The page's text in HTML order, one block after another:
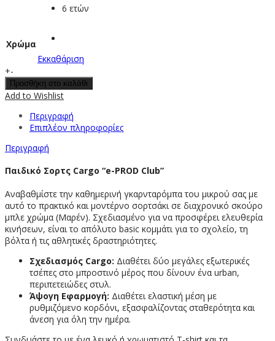
6 ετών
Χρώμα
Εκκαθάριση
Παιδική
βερμούδα
αγόρι
Prod
ποσότητα
+-
Προσθήκη στο καλάθι
Add to Wishlist
Περιγραφή
Επιπλέον πληροφορίες
Περιγραφή
Παιδικό Σορτς Cargo “e-PROD Club”
Αναβαθμίστε την καθημερινή γκαρνταρόμπα του μικρού σας με
αυτό το πρακτικό και μοντέρνο σορτσάκι σε διαχρονικό σκούρο
μπλε χρώμα (Μαρέν). Σχεδιασμένο για να προσφέρει ελευθερία
κινήσεων, είναι το απόλυτο basic κομμάτι για το σχολείο, τη
βόλτα ή τις αθλητικές δραστηριότητες.
Σχεδιασμός Cargo: Διαθέτει δύο μεγάλες εξωτερικές
τσέπες στο μπροστινό μέρος που δίνουν ένα urban,
περιπετειώδες στυλ.
Άψογη Εφαρμογή: Διαθέτει ελαστική μέση με
ρυθμιζόμενο κορδόνι, εξασφαλίζοντας σταθερότητα και
άνεση για όλη την ημέρα.